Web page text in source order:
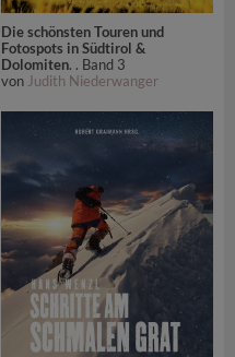
Die schönsten Touren und
Fotospots in Südtirol &
Dolomiten. . Band 3
von Judith Niederwanger